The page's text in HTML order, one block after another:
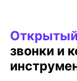
звонки и